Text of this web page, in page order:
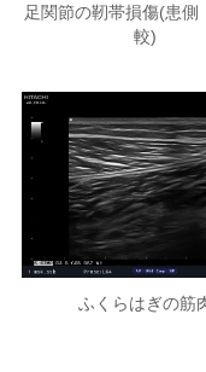
足関節の靭帯損傷(患側
較)
ふくらはぎの筋